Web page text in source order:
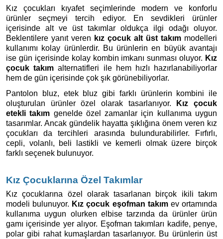
Kız çocukları kıyafet seçimlerinde modern ve konforlu
ürünler seçmeyi tercih ediyor. En sevdikleri ürünler
içerisinde alt ve üst takımlar oldukça ilgi odağı oluyor.
Beklentilere yanıt veren kız çocuk alt üst takım modelleri
kullanımı kolay ürünlerdir. Bu ürünlerin en büyük avantajı
ise gün içerisinde kolay kombin imkanı sunması oluyor. Kız
çocuk takım alternatifleri ile hem hızlı hazırlanabiliyorlar
hem de gün içerisinde çok şık görünebiliyorlar.
Pantolon bluz, etek bluz gibi farklı ürünlerin kombini ile
oluşturulan ürünler özel olarak tasarlanıyor.
Kız çocuk
etekli takım genelde özel zamanlar için kullanıma uygun
tasarımlar. Ancak gündelik hayatta şıklığına önem veren kız
çocukları da tercihleri arasında bulundurabilirler. Fırfırlı,
cepli, volanlı, beli lastikli ve kemerli olmak üzere birçok
farklı seçenek bulunuyor.
Kız Çocuklarına Özel Takımlar
Kız çocuklarına özel olarak tasarlanan birçok ikili takım
modeli bulunuyor. Kız çocuk eşofman takım ev ortamında
kullanıma uygun olurken elbise tarzında da ürünler ürün
gamı içerisinde yer alıyor. Eşofman takımları kadife, penye,
polar gibi rahat kumaşlardan tasarlanıyor. Bu ürünlerin üst